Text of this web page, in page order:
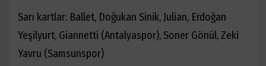
Sarı kartlar: Ballet, Doğukan Sinik, Julian, Erdoğan
Yeşilyurt, Giannetti (Antalyaspor), Soner Gönül, Zeki
Yavru (Samsunspor)